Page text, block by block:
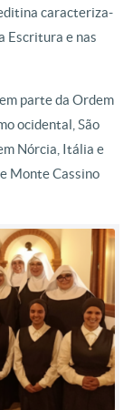
caracteriza-
Escritura e nas
parte da Ordem
ocidental, São
Nórcia, Itália e
Monte Cassino